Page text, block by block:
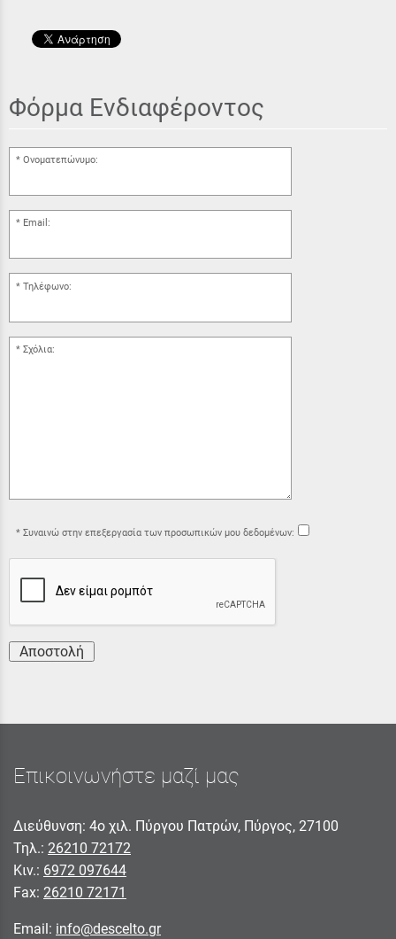
Φόρμα Ενδιαφέροντος
Ονοματεπώνυμο:
Email:
Τηλέφωνο:
Σχόλια:
Συναινώ στην επεξεργασία των προσωπικών μου δεδομένων:
Αποστολή
Επικοινωνήστε μαζί μας
Διεύθυνση: 4ο χιλ. Πύργου Πατρών, Πύργος, 27100
Τηλ.: 26210 72172
Κιν.: 6972 097644
Fax: 26210 72171
Email: info@descelto.gr